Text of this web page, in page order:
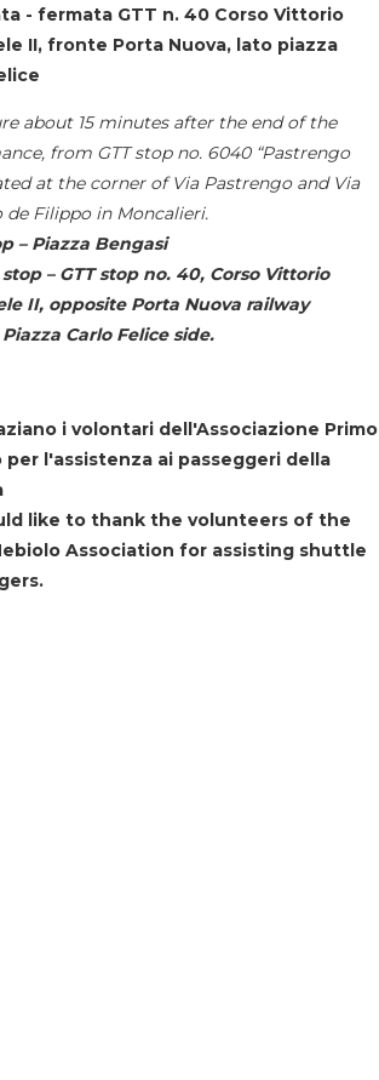
- fermata GTT n. 40 Corso Vittorio
II, fronte Porta Nuova, lato piazza
about 15 minutes after the end of the
from GTT stop no. 6040 “Pastrengo
at the corner of Via Pastrengo and Via
de Filippo in Moncalieri.
– Piazza Bengasi
– GTT stop no. 40, Corso Vittorio
II, opposite Porta Nuova railway
Carlo Felice side.
i volontari dell'Associazione Primo
per l'assistenza ai passeggeri della
like to thank the volunteers of the
Association for assisting shuttle